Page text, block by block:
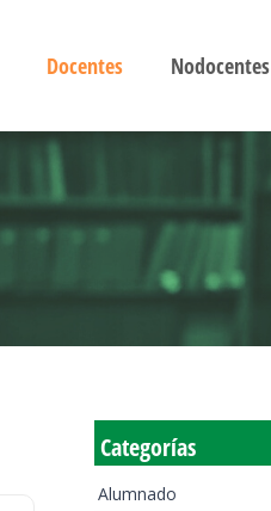
Docentes Nodocentes
Categorías
Alumnado